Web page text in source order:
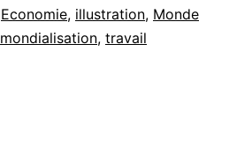
Economie, illustration, Monde
mondialisation, travail